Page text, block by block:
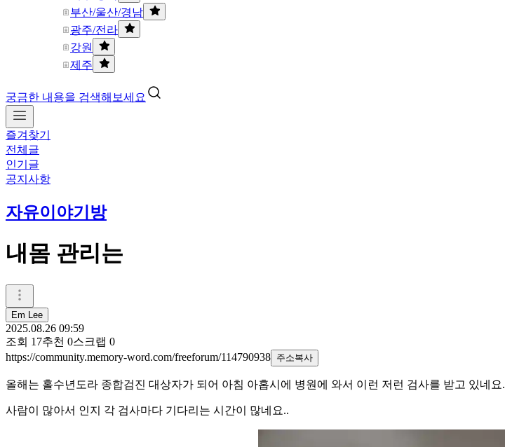
부산/울산/경남
광주/전라
강원
제주
궁금한 내용을 검색해보세요
즐겨찾기
전체글
인기글
공지사항
자유이야기방
내몸 관리는
Em Lee
2025.08.26 09:59
조회 17추천 0스크랩 0
https://community.memory-word.com/freeforum/114790938 주소복사
올해는 홀수년도라 종합검진 대상자가 되어 아침 아홉시에 병원에 와서 이런 저런 검사를 받고 있네요.
사람이 많아서 인지 각 검사마다 기다리는 시간이 많네요..